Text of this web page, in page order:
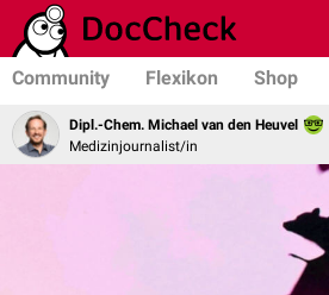
Community Flexikon Shop
Dipl.-Chem. Michael van den Heuvel
Medizinjournalist/in